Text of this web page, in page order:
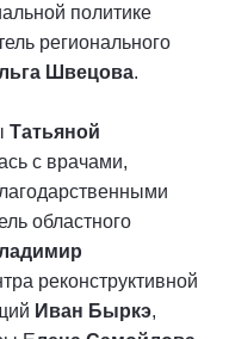
политике
регионального
Швецова.
Татьяной
с врачами,
областного
реконструктивной
Иван Быркэ,